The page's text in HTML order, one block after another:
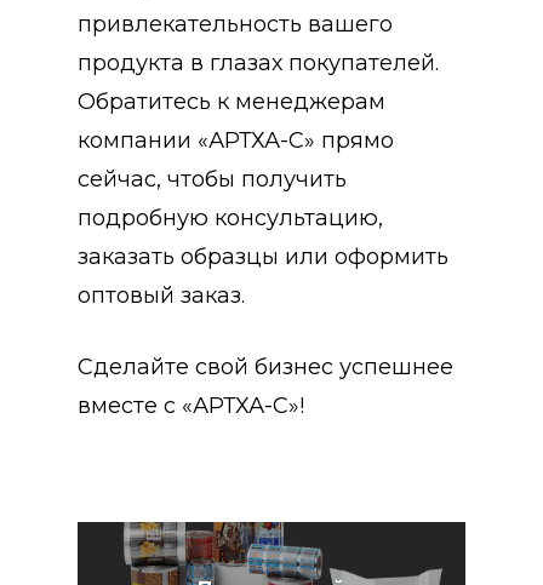
привлекательность вашего
продукта в глазах покупателей.
Обратитесь к менеджерам
компании «АРТХА-С» прямо
сейчас, чтобы получить
подробную консультацию,
заказать образцы или оформить
оптовый заказ.
Сделайте свой бизнес успешнее
вместе с «АРТХА-С»!